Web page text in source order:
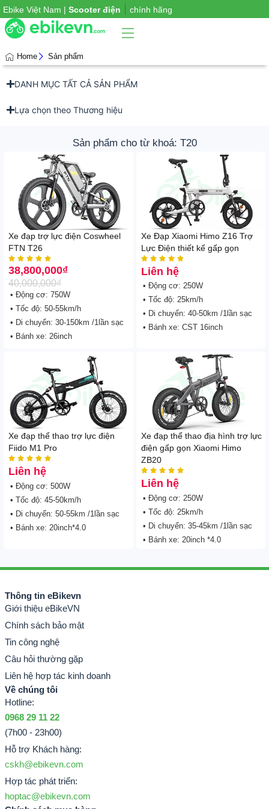
Ebike Việt Nam | Scooter điện chính hãng
Home Sản phẩm
DANH MỤC TẤT CẢ SẢN PHẨM
Lựa chọn theo Thương hiệu
Sản phẩm cho từ khoá: T20
Xe đạp trợ lực điện Coswheel
FTN T26
    
40,000,000₫
38,800,000₫
• Động cơ: 750W
• Tốc độ: 50-55km/h
• Di chuyển: 30-150km /1lần sạc
• Bánh xe: 26inch
Xe Đạp Xiaomi Himo Z16 Trợ
Lực Điện thiết kế gấp gọn
    
Liên hệ
• Động cơ: 250W
• Tốc độ: 25km/h
• Di chuyển: 40-50km /1lần sạc
• Bánh xe: CST 16inch
Xe đạp thể thao trợ lực điện
Fiido M1 Pro
    
Liên hệ
• Động cơ: 500W
• Tốc độ: 45-50km/h
• Di chuyển: 50-55km /1lần sạc
• Bánh xe: 20inch*4.0
Xe đạp thể thao địa hình trợ lực
điện gấp gọn Xiaomi Himo
ZB20
    
Liên hệ
• Động cơ: 250W
• Tốc độ: 25km/h
• Di chuyển: 35-45km /1lần sạc
• Bánh xe: 20inch *4.0
Thông tin eBikevn
Giới thiệu eBikeVN
Chính sách bảo mật
Tin công nghệ
Câu hỏi thường gặp
Liên hệ hợp tác kinh doanh
Về chúng tôi
Hotline:
0968 29 11 22
(7h00 - 23h00)
Hỗ trợ Khách hàng:
cskh@ebikevn.com
Hợp tác phát triển:
hoptac@ebikevn.com